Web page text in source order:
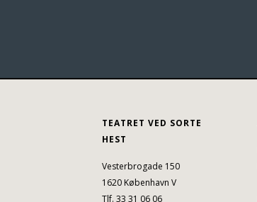
TEATRET VED SORTE
HEST
Vesterbrogade 150
1620 København V
Tlf. 33 31 06 06